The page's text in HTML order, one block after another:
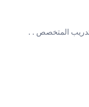
المتخصص . .